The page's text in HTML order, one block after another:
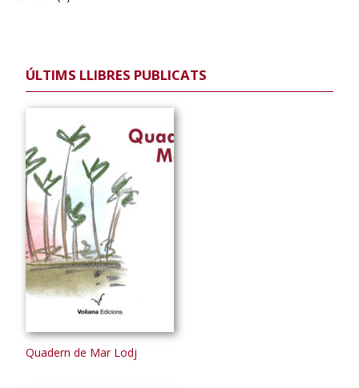
ÚLTIMS LLIBRES PUBLICATS
Quadern de Mar Lodj